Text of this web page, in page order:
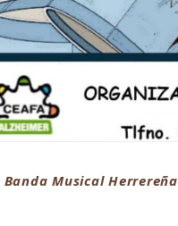
Banda Musical Herrereña